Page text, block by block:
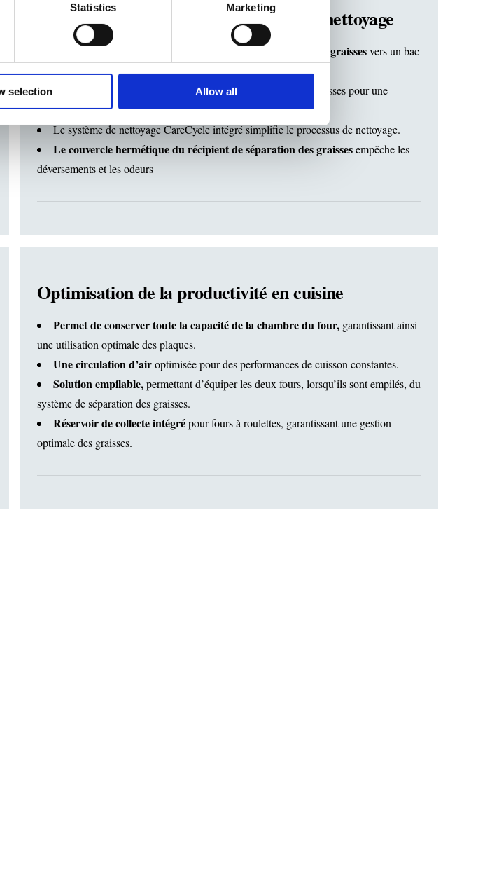
Statistics Marketing
selection Allow all
Réduction des efforts d’entretien et de nettoyage
Empêche l’obstruction des canalisations en acheminant les graissesvers un bac
de récupération prévu à cet effet.
optimise l’écoulement des graisses pour une
élimination hygiénique.
Le système de nettoyage CareCycle intégré simplifie le processus de nettoyage.
Le couvercle hermétique du récipient de séparation des graissesempêche les
déversements et les odeurs
Optimisation de la productivité en cuisine
Permet de conserver toute la capacité de la chambre du four, garantissant ainsi
une utilisation optimale des plaques.
Une circulation d’airoptimisée pour des performances de cuisson constantes.
Solution empilable,permettant d’équiper les deux fours, lorsqu’ils sont empilés, du
système de séparation des graisses.
Réservoir de collecte intégrépour fours à roulettes, garantissant une gestion
optimale des graisses.